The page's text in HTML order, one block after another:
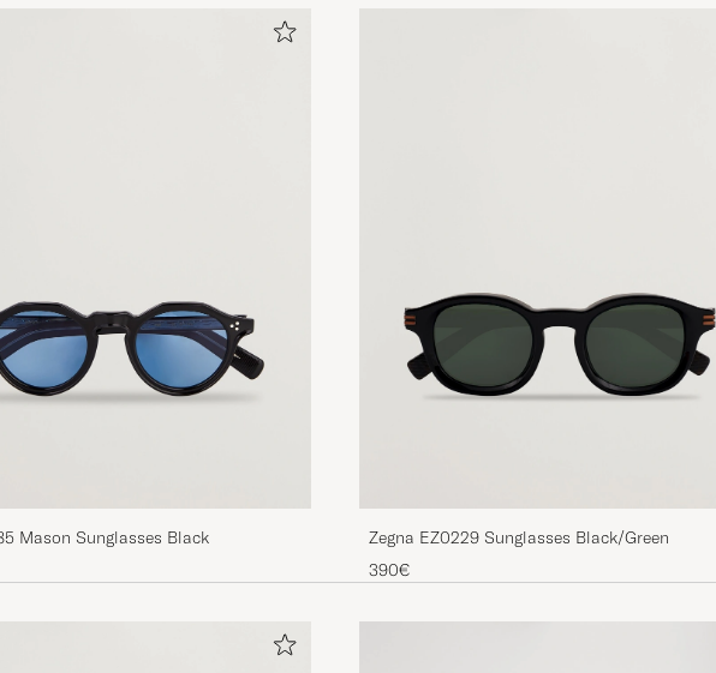
Mason Sunglasses Black
Zegna EZ0229 Sunglasses Black/Green
390€